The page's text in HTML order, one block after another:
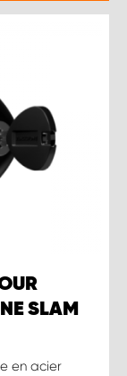
SLAM
en acier